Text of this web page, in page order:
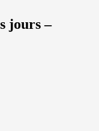
jours –